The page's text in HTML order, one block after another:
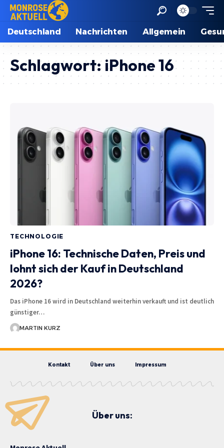
Deutschland Nachrichten Allgemein
Schlagwort: iPhone 16
TECHNOLOGIE
iPhone 16: Technische Daten, Preis und
lohnt sich der Kauf in Deutschland
2026?
Das iPhone 16 wird in Deutschland weiterhin verkauft und ist deutlich
günstiger…
MARTIN KURZ
Kontakt Über uns Impressum
Über uns: